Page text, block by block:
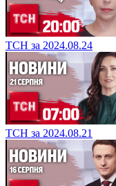
ТСН за 2024.08.24
ТСН за 2024.08.21